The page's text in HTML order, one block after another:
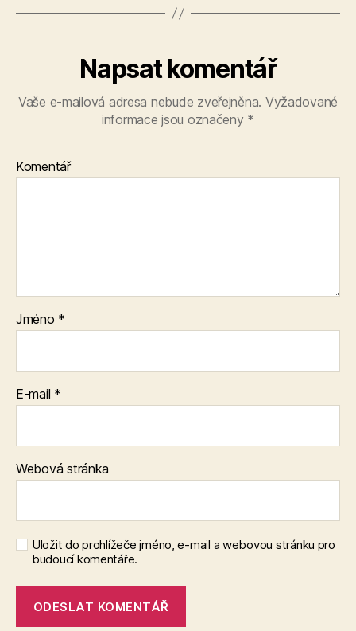
Napsat komentář
Vaše e-mailová adresa nebude zveřejněna. Vyžadované
informace jsou označeny *
Komentář
Jméno *
E-mail *
Webová stránka
Uložit do prohlížeče jméno, e-mail a webovou stránku pro
budoucí komentáře.